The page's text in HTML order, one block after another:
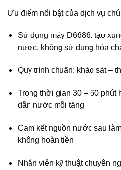
Ưu điểm nổi bật của dịch vụ
Sử dụng máy D6686: tạo
nước, không sử dụng hóa
Quy trình chuẩn: khảo sát –
Trong thời gian 30 – 60 phút
dẫn nước mỗi tầng
Cam kết nguồn nước sau
không hoàn tiền
Nhân viên kỹ thuật chuyên